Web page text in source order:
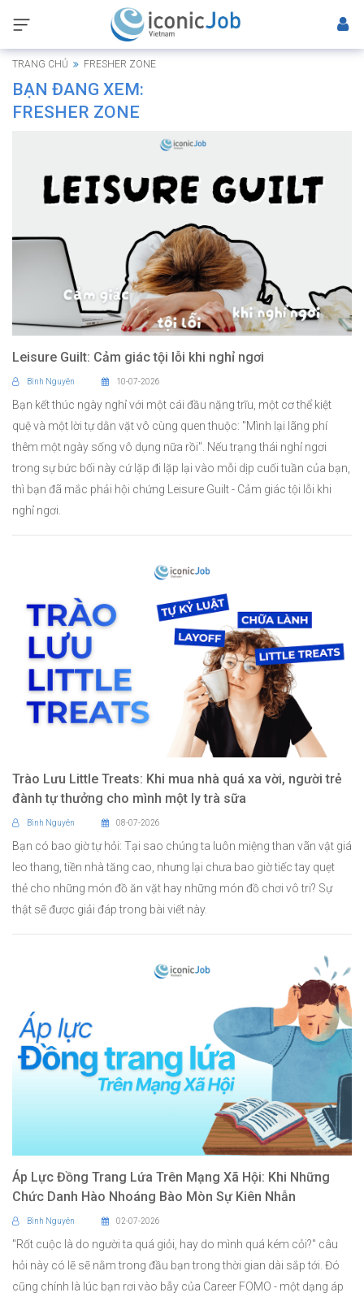
TRANG CHỦ FRESHER ZONE
BẠN ĐANG XEM:
FRESHER ZONE
Leisure Guilt: Cảm giác tội lỗi khi nghỉ ngơi
Bình Nguyên 10-07-2026
Bạn kết thúc ngày nghỉ với một cái đầu nặng trĩu, một cơ thể kiệt
quệ và một lời tự dằn vặt vô cùng quen thuộc: "Mình lại lãng phí
thêm một ngày sống vô dụng nữa rồi". Nếu trạng thái nghỉ ngơi
trong sự bức bối này cứ lặp đi lặp lại vào mỗi dịp cuối tuần của bạn,
thì bạn đã mắc phải hội chứng Leisure Guilt - Cảm giác tội lỗi khi
nghỉ ngơi.
Trào Lưu Little Treats: Khi mua nhà quá xa vời, người trẻ
đành tự thưởng cho mình một ly trà sữa
Bình Nguyên 08-07-2026
Bạn có bao giờ tự hỏi: Tại sao chúng ta luôn miệng than vãn vật giá
leo thang, tiền nhà tăng cao, nhưng lại chưa bao giờ tiếc tay quẹt
thẻ cho những món đồ ăn vặt hay những món đồ chơi vô tri? Sự
thật sẽ được giải đáp trong bài viết này.
Áp Lực Đồng Trang Lứa Trên Mạng Xã Hội: Khi Những
Chức Danh Hào Nhoáng Bào Mòn Sự Kiên Nhẫn
Bình Nguyên 02-07-2026
"Rốt cuộc là do người ta quá giỏi, hay do mình quá kém cỏi?" câu
hỏi này có lẽ sẽ nằm trong đầu bạn trong thời gian dài sắp tới. Đó
cũng chính là lúc bạn rơi vào bẫy của Career FOMO - một dạng áp